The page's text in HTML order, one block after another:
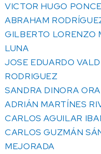
VICTOR HUGO
ABRAHAM
GILBERTO LORENZO
LUNA
JOSE EDUARDO
RODRIGUEZ
SANDRA DINORA
ADRIÁN MARTÍNES
CARLOS AGUILAR
CARLOS GUZMÁN
MEJORADA